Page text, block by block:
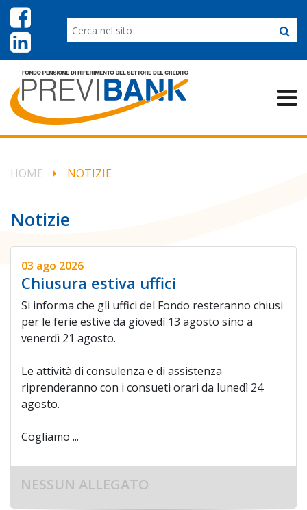
HOME NOTIZIE
Notizie
03 ago 2026
Chiusura estiva uffici
Si informa che gli uffici del Fondo resteranno chiusi
per le ferie estive da giovedì 13 agosto sino a
venerdì 21 agosto.
Le attività di consulenza e di assistenza
riprenderanno con i consueti orari da lunedì 24
agosto.
Cogliamo ...
NESSUN ALLEGATO